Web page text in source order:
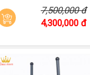
7,500,000 đ
4,300,000 đ